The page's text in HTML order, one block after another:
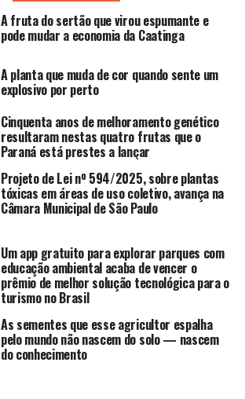
A fruta do sertão que virou espumante e
pode mudar a economia da Caatinga
A planta que muda de cor quando sente um
explosivo por perto
Cinquenta anos de melhoramento genético
resultaram nestas quatro frutas que o
Paraná está prestes a lançar
Projeto de Lei nº 594/2025, sobre plantas
tóxicas em áreas de uso coletivo, avança na
Câmara Municipal de São Paulo
Um app gratuito para explorar parques com
educação ambiental acaba de vencer o
prêmio de melhor solução tecnológica para o
turismo no Brasil
As sementes que esse agricultor espalha
pelo mundo não nascem do solo — nascem
do conhecimento